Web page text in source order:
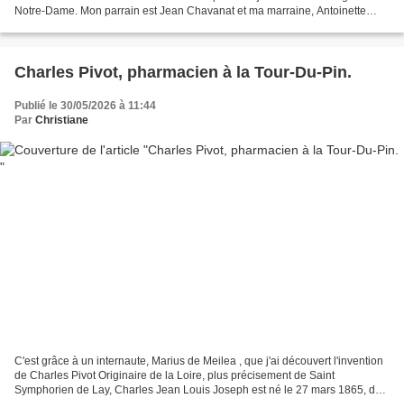
Notre-Dame. Mon parrain est Jean Chavanat et ma marraine, Antoinette
Charles Pivot, pharmacien à la Tour-Du-Pin.
Publié le 30/05/2026 à 11:44
Par Christiane
C'est grâce à un internaute, Marius de Meilea , que j'ai découvert l'invention
de Charles Pivot Originaire de la Loire, plus précisement de Saint
Symphorien de Lay, Charles Jean Louis Joseph est né le 27 mars 1865, de